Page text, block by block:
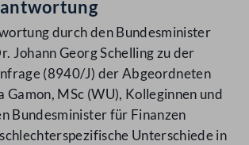
durch den Bundesminister
Johann Georg Schelling zu der
(8940/J) der Abgeordneten
Gamon, MSc (WU), Kolleginnen und
Bundesminister für Finanzen
Unterschiede in